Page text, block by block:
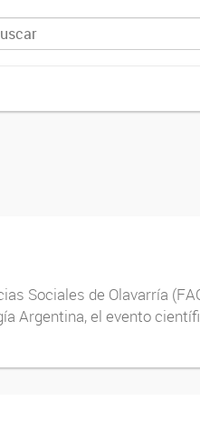
Sociales de Olavarría
Argentina, el evento